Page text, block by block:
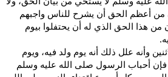
من أعظم الحق أن يشرح للناس واجبهم
من هذا الحق الذي له أن يحتفلوا بيوم
وأنه علل ذلك أنه يوم ولد فيه، ويوم
فإن أحباب الرسول صلى الله عليه وسلم